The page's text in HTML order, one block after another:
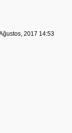
2017 14:53